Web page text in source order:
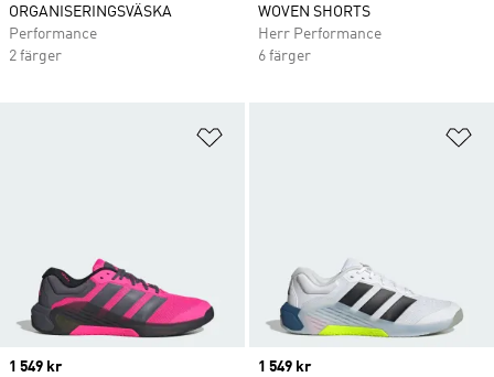
ORGANISERINGSVÄSKA
Performance
2 färger
WOVEN SHORTS
Herr Performance
6 färger
Price
1 549 kr
Price
1 549 kr